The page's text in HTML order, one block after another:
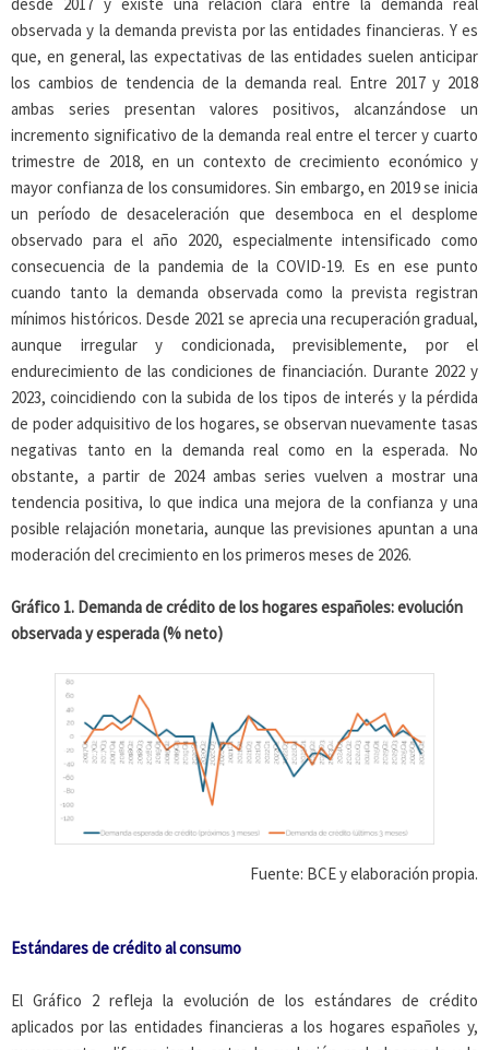
observada y la demanda prevista por las entidades financieras. Y es
que, en general, las expectativas de las entidades suelen anticipar
los cambios de tendencia de la demanda real. Entre 2017 y 2018
ambas series presentan valores positivos, alcanzándose un
incremento significativo de la demanda real entre el tercer y cuarto
trimestre de 2018, en un contexto de crecimiento económico y
mayor confianza de los consumidores. Sin embargo, en 2019 se inicia
un período de desaceleración que desemboca en el desplome
observado para el año 2020, especialmente intensificado como
consecuencia de la pandemia de la COVID-19. Es en ese punto
cuando tanto la demanda observada como la prevista registran
mínimos históricos. Desde 2021 se aprecia una recuperación gradual,
aunque irregular y condicionada, previsiblemente, por el
endurecimiento de las condiciones de financiación. Durante 2022 y
2023, coincidiendo con la subida de los tipos de interés y la pérdida
de poder adquisitivo de los hogares, se observan nuevamente tasas
negativas tanto en la demanda real como en la esperada. No
obstante, a partir de 2024 ambas series vuelven a mostrar una
tendencia positiva, lo que indica una mejora de la confianza y una
posible relajación monetaria, aunque las previsiones apuntan a una
moderación del crecimiento en los primeros meses de 2026.
Gráfico 1. Demanda de crédito de los hogares españoles: evolución
observada y esperada (% neto)
Fuente: BCE y elaboración propia.
Estándares de crédito al consumo
El Gráfico 2 refleja la evolución de los estándares de crédito
aplicados por las entidades financieras a los hogares españoles y,